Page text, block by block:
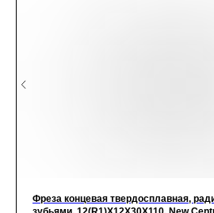
Фреза концевая твердосплавная,